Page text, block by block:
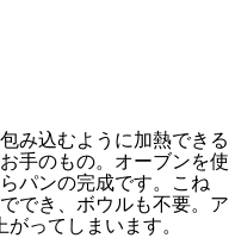
み込むように加熱できる
手のもの。オーブンを使
パンの完成です。こね
でき、ボウルも不要。ア
ってしまいます。